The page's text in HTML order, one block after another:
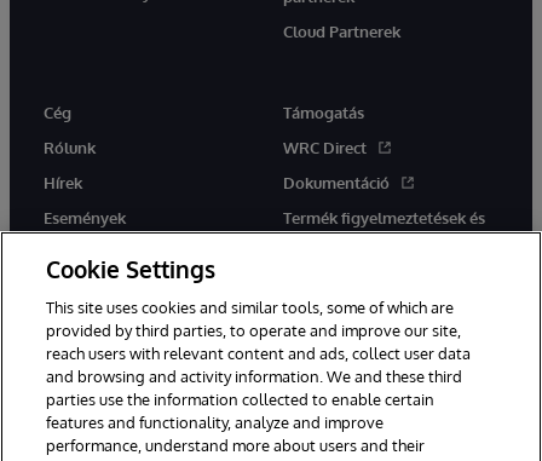
Cloud Partnerek
Cég
Rólunk
Hírek
Események
Támogatás
WRC Direct
Dokumentáció
Termék figyelmeztetések és
tanácsok
Ez a weboldal gépi fordítást használ. Bármilyen fordítási konfliktus
esetén az oldal angol nyelvű változata élvez elsőbbséget.
© 1996-2026 InterSystems Corporation, Boston, MA. Minden jog
Cookie Settings
This site uses cookies and similar tools, some of which are
provided by third parties, to operate and improve our site,
reach users with relevant content and ads, collect user data
and browsing and activity information. We and these third
parties use the information collected to enable certain
features and functionality, analyze and improve
performance, understand more about users and their